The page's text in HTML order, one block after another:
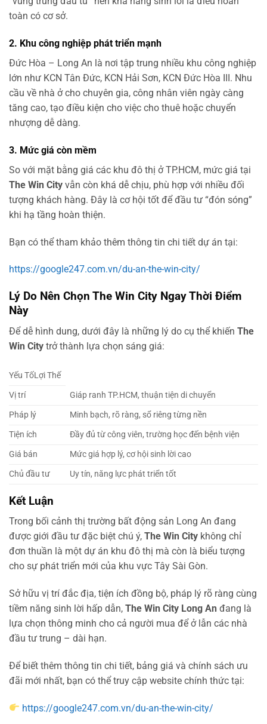
toàn có cơ sở.
2. Khu công nghiệp phát triển mạnh
Đức Hòa – Long An là nơi tập trung nhiều khu công nghiệp
lớn như KCN Tân Đức, KCN Hải Sơn, KCN Đức Hòa III. Nhu
cầu về nhà ở cho chuyên gia, công nhân viên ngày càng
tăng cao, tạo điều kiện cho việc cho thuê hoặc chuyển
nhượng dễ dàng.
3. Mức giá còn mềm
So với mặt bằng giá các khu đô thị ở TP.HCM, mức giá tại
The Win City vẫn còn khá dễ chịu, phù hợp với nhiều đối
tượng khách hàng. Đây là cơ hội tốt để đầu tư “đón sóng”
khi hạ tầng hoàn thiện.
Bạn có thể tham khảo thêm thông tin chi tiết dự án tại:
https://google247.com.vn/du-an-the-win-city/
Lý Do Nên Chọn The Win City Ngay Thời Điểm
Này
Để dễ hình dung, dưới đây là những lý do cụ thể khiến The
Win City trở thành lựa chọn sáng giá:
Yếu TốLợi Thế
Vị trí
Giáp ranh TP.HCM, thuận tiện di chuyển
Pháp lý
Minh bạch, rõ ràng, sổ riêng từng nền
Tiện ích
Đầy đủ từ công viên, trường học đến bệnh viện
Giá bán
Mức giá hợp lý, cơ hội sinh lời cao
Chủ đầu tư
Uy tín, năng lực phát triển tốt
Kết Luận
Trong bối cảnh thị trường bất động sản Long An đang
được giới đầu tư đặc biệt chú ý, The Win City không chỉ
đơn thuần là một dự án khu đô thị mà còn là biểu tượng
cho sự phát triển mới của khu vực Tây Sài Gòn.
Sở hữu vị trí đắc địa, tiện ích đồng bộ, pháp lý rõ ràng cùng
tiềm năng sinh lời hấp dẫn, The Win City Long An đang là
lựa chọn thông minh cho cả người mua để ở lẫn các nhà
đầu tư trung – dài hạn.
Để biết thêm thông tin chi tiết, bảng giá và chính sách ưu
đãi mới nhất, bạn có thể truy cập website chính thức tại:
https://google247.com.vn/du-an-the-win-city/